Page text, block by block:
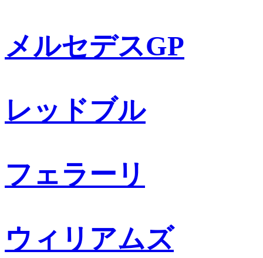
メルセデスGP
レッドブル
フェラーリ
ウィリアムズ